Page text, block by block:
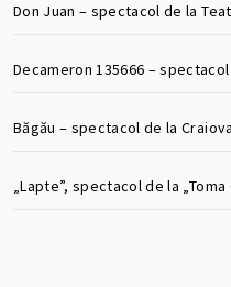
Don Juan – spectacol de la
Decameron 135666 –
Băgău – spectacol de la
„Lapte”, spectacol de la